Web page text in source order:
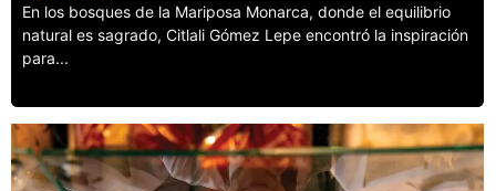
En los bosques de la Mariposa Monarca, donde el equilibrio
natural es sagrado, Citlali Gómez Lepe encontró la inspiración
para...